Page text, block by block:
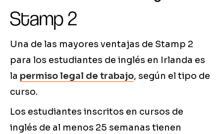
Stamp 2
Una de las mayores ventajas de Stamp 2
para los estudiantes de inglés en Irlanda es
la permiso legal de trabajo, según el tipo de
curso.
Los estudiantes inscritos en cursos de
inglés de al menos 25 semanas tienen